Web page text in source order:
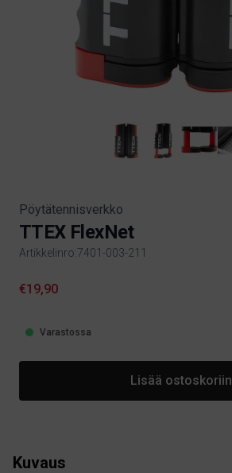
Pöytätennisverkko
TTEX FlexNet
Artikkelinro:7401-003-211
Product information
€19,90
Varastossa
Lisää ostoskoriin
Kuvaus